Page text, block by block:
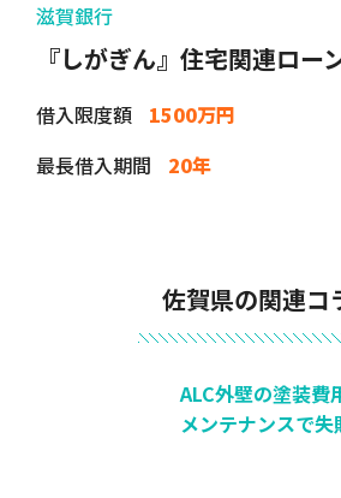
滋賀銀行
『しがぎん』住宅関連ロー
借入限度額
1500万円
最長借入期間
20年
佐賀県の関連コ
ALC外壁の塗装費
メンテナンスで